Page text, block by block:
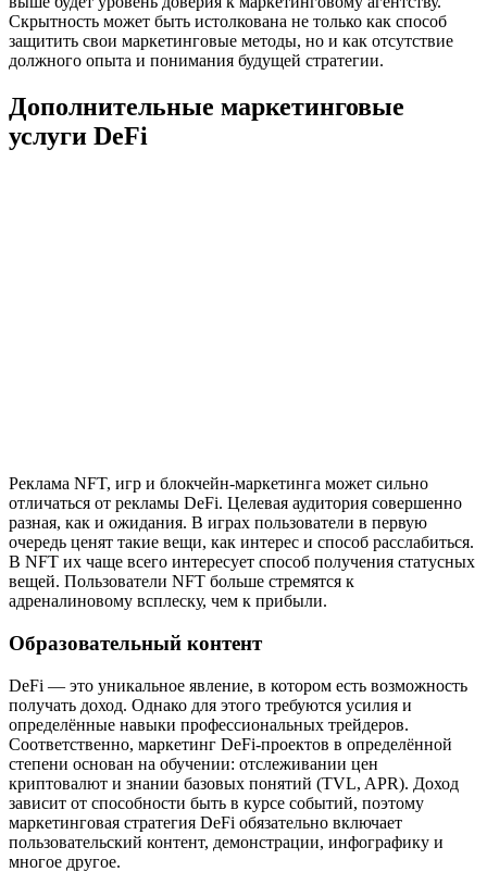
Скрытность может быть истолкована не только как способ
защитить свои маркетинговые методы, но и как отсутствие
должного опыта и понимания будущей стратегии.
Дополнительные маркетинговые
услуги DeFi
Реклама NFT, игр и блокчейн-маркетинга может сильно
отличаться от рекламы DeFi. Целевая аудитория совершенно
разная, как и ожидания. В играх пользователи в первую
очередь ценят такие вещи, как интерес и способ расслабиться.
В NFT их чаще всего интересует способ получения статусных
вещей. Пользователи NFT больше стремятся к
адреналиновому всплеску, чем к прибыли.
Образовательный контент
DeFi — это уникальное явление, в котором есть возможность
получать доход. Однако для этого требуются усилия и
определённые навыки профессиональных трейдеров.
Соответственно, маркетинг DeFi-проектов в определённой
степени основан на обучении: отслеживании цен
криптовалют и знании базовых понятий (TVL, APR). Доход
зависит от способности быть в курсе событий, поэтому
маркетинговая стратегия DeFi обязательно включает
пользовательский контент, демонстрации, инфографику и
многое другое.